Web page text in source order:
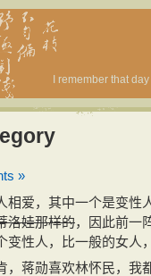
I remember that
»
爱，其中一个是变性
洛娃那样的，因此前一
性人，比一般的女人
蒋勋喜欢林怀民，我